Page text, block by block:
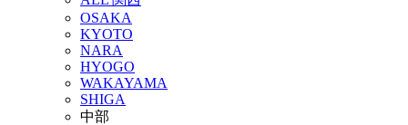
OSAKA
KYOTO
NARA
HYOGO
WAKAYAMA
SHIGA
中部